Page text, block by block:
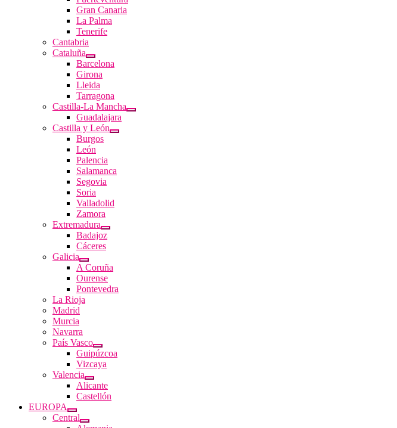
Gran Canaria
La Palma
Tenerife
Cantabria
Cataluña
Barcelona
Girona
Lleida
Tarragona
Castilla-La Mancha
Guadalajara
Castilla y León
Burgos
León
Palencia
Salamanca
Segovia
Soria
Valladolid
Zamora
Extremadura
Badajoz
Cáceres
Galicia
A Coruña
Ourense
Pontevedra
La Rioja
Madrid
Murcia
Navarra
País Vasco
Guipúzcoa
Vizcaya
Valencia
Alicante
Castellón
EUROPA
Central